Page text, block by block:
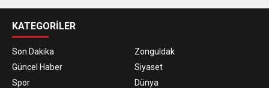
KATEGORİLER
Son Dakika
Zonguldak
Güncel Haber
Siyaset
Spor
Dünya